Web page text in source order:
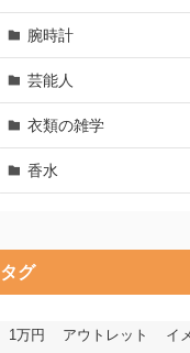
腕時計
芸能人
衣類の雑学
香水
タグ
1万円 アウトレット イ